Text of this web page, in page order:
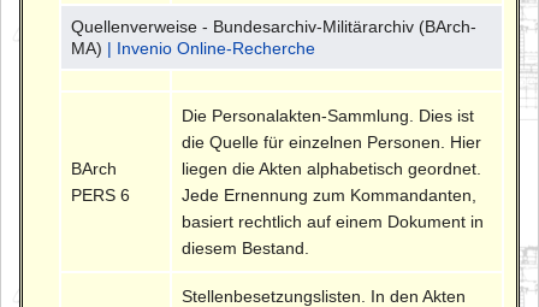
Quellenverweise - Bundesarchiv-Militärarchiv (BArch-
MA) | Invenio Online-Recherche
BArch
PERS 6
Die Personalakten-Sammlung. Dies ist
die Quelle für einzelnen Personen. Hier
liegen die Akten alphabetisch geordnet.
Jede Ernennung zum Kommandanten,
basiert rechtlich auf einem Dokument in
diesem Bestand.
Stellenbesetzungslisten. In den Akten